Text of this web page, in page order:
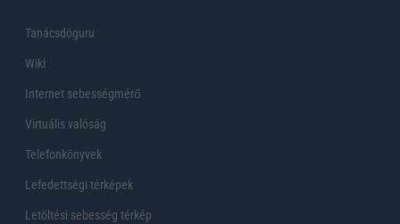
Tanácsdóguru
Wiki
Internet sebességmérő
Virtuális valóság
Telefonkönyvek
Lefedettségi térképek
Letöltési sebesség térkép